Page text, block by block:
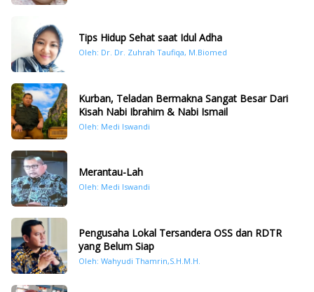
Tips Hidup Sehat saat Idul Adha
Oleh: Dr. Dr. Zuhrah Taufiqa, M.Biomed
Kurban, Teladan Bermakna Sangat Besar Dari
Kisah Nabi Ibrahim & Nabi Ismail
Oleh: Medi Iswandi
Merantau-Lah
Oleh: Medi Iswandi
Pengusaha Lokal Tersandera OSS dan RDTR
yang Belum Siap
Oleh: Wahyudi Thamrin,S.H.M.H.